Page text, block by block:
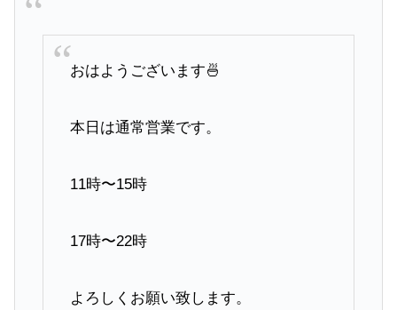
おはようございます🍜
本日は通常営業です。
11時〜15時
17時〜22時
よろしくお願い致します。